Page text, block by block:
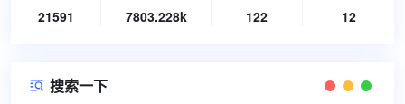
21591
7803.228k
122
12
 搜索一下